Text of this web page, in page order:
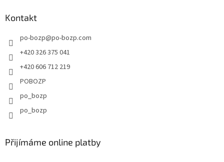
Kontakt
po-bozp@po-bozp.com
+420 326 375 041
+420 606 712 219
POBOZP
po_bozp
po_bozp
Přijímáme online platby